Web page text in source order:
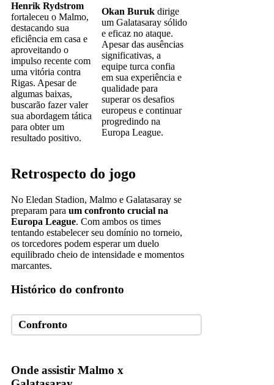
Henrik Rydstrom
fortaleceu o Malmo,
destacando sua
eficiência em casa e
aproveitando o
impulso recente com
uma vitória contra
Rigas. Apesar de
algumas baixas,
buscarão fazer valer
sua abordagem tática
para obter um
resultado positivo.
Okan Burukdirige
um Galatasaray sólido
e eficaz no ataque.
Apesar das ausências
significativas, a
equipe turca confia
em sua experiência e
qualidade para
superar os desafios
europeus e continuar
progredindo na
Europa League.
Retrospecto do jogo
No Eledan Stadion, Malmo e Galatasaray se
preparam para um confronto crucial na
Europa League. Com ambos os times
tentando estabelecer seu domínio no torneio,
os torcedores podem esperar um duelo
equilibrado cheio de intensidade e momentos
marcantes.
Histórico do confronto
Confronto
Onde assistir Malmo x